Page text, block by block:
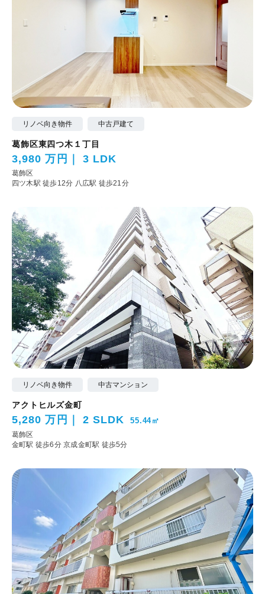
リノベ向き物件 中古戸建て
葛飾区東四つ木１丁目
3,980 万円 3 LDK
葛飾区
四ツ木駅 徒歩12分 八広駅 徒歩21分
リノベ向き物件 中古マンション
アクトヒルズ金町
5,280 万円 2 SLDK 55.44㎡
葛飾区
金町駅 徒歩6分京成金町駅 徒歩5分